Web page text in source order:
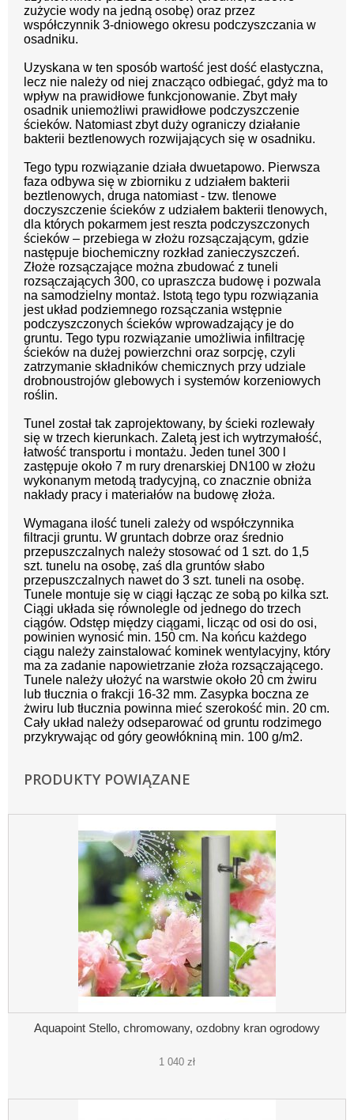
zużycie wody na jedną osobę) oraz przez
współczynnik 3-dniowego okresu podczyszczania w
osadniku.
Uzyskana w ten sposób wartość jest dość elastyczna,
lecz nie należy od niej znacząco odbiegać, gdyż ma to
wpływ na prawidłowe funkcjonowanie. Zbyt mały
osadnik uniemożliwi prawidłowe podczyszczenie
ścieków. Natomiast zbyt duży ograniczy działanie
bakterii beztlenowych rozwijających się w osadniku.
Tego typu rozwiązanie działa dwuetapowo. Pierwsza
faza odbywa się w zbiorniku z udziałem bakterii
beztlenowych, druga natomiast - tzw. tlenowe
doczyszczenie ścieków z udziałem bakterii tlenowych,
dla których pokarmem jest reszta podczyszczonych
ścieków – przebiega w złożu rozsączającym, gdzie
następuje biochemiczny rozkład zanieczyszczeń.
Złoże rozsączające można zbudować z tuneli
rozsączających 300, co upraszcza budowę i pozwala
na samodzielny montaż. Istotą tego typu rozwiązania
jest układ podziemnego rozsączania wstępnie
podczyszczonych ścieków wprowadzający je do
gruntu. Tego typu rozwiązanie umożliwia infiltrację
ścieków na dużej powierzchni oraz sorpcję, czyli
zatrzymanie składników chemicznych przy udziale
drobnoustrojów glebowych i systemów korzeniowych
roślin.
Tunel został tak zaprojektowany, by ścieki rozlewały
się w trzech kierunkach. Zaletą jest ich wytrzymałość,
łatwość transportu i montażu. Jeden tunel 300 l
zastępuje około 7 m rury drenarskiej DN100 w złożu
wykonanym metodą tradycyjną, co znacznie obniża
nakłady pracy i materiałów na budowę złoża.
Wymagana ilość tuneli zależy od współczynnika
filtracji gruntu. W gruntach dobrze oraz średnio
przepuszczalnych należy stosować od 1 szt. do 1,5
szt. tunelu na osobę, zaś dla gruntów słabo
przepuszczalnych nawet do 3 szt. tuneli na osobę.
Tunele montuje się w ciągi łącząc ze sobą po kilka szt.
Ciągi układa się równolegle od jednego do trzech
ciągów. Odstęp między ciągami, licząc od osi do osi,
powinien wynosić min. 150 cm. Na końcu każdego
ciągu należy zainstalować kominek wentylacyjny, który
ma za zadanie napowietrzanie złoża rozsączającego.
Tunele należy ułożyć na warstwie około 20 cm żwiru
lub tłucznia o frakcji 16-32 mm. Zasypka boczna ze
żwiru lub tłucznia powinna mieć szerokość min. 20 cm.
Cały układ należy odseparować od gruntu rodzimego
przykrywając od góry geowłókniną min. 100 g/m2.
PRODUKTY POWIĄZANE
Aquapoint Stello, chromowany, ozdobny kran ogrodowy
1 040 zł